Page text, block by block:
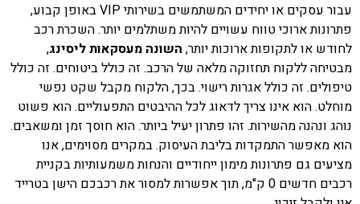
עבור עסקים או יחידים המשתמשים בשירותי VIP באופן קבוע,
פתרונות ארוכי טווח עשויים להיות משתלמים יותר. השכרת רכב
לחודש או לתקופות ארוכות יותר, השונה מעסקאות ליסינג,
מבטיחה ללקוח תחזוקה מלאה של הרכב. זה כולל ביטוחים. זה כולל
טיפולים. זה כולל אגרות רישוי. בכך, הלקוח מקבל שקט נפשי
מוחלט. הוא אינו צריך לדאוג לכל ההיבטים התפעוליים. הוא פשוט
נוהג ונהנה מהשירות. זהו פתרון יעיל ביותר. הוא חוסך זמן ומשאבים.
הוא מאפשר התמקדות בליבת העיסוק. במקרים מסוימים, אנו
מציעים גם פתרונות מימון ייחודיים והנחות משמעותיות בקניית
רכבים חדשים 0 ק"מ, תוך אפשרות למסור את רכבכם הישן בטרייד